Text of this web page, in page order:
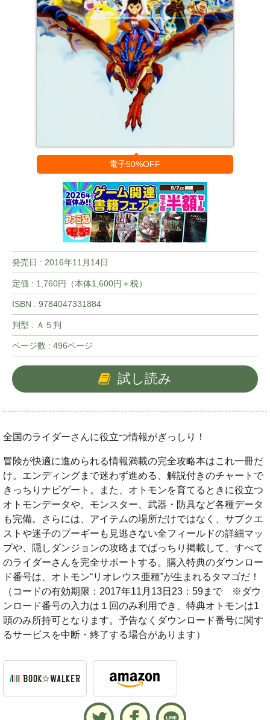
電子50%OFF
発売日 : 2016年11月14日
定価 : 1,760円（本体1,600円＋税）
ISBN : 9784047331884
判型 : Ａ５判
ページ数 : 496ページ
試し読み
全国のライダーさんに役立つ情報がぎっしり！
冒険が快適に進められる情報満載の完全攻略本はこれ一冊だ
け。エンディングまで迷わず進める、解説付きのチャートで
きっちりナビゲート。また、オトモンを育てるときに役立つ
オトモンデータや、モンスター、武器・防具など各種データ
も完備。さらには、アイテムの場所だけではなく、サブクエ
ストや迷子のプーギーも見逃さない全フィールドの詳細マッ
プや、隠しダンジョンの攻略までばっちり掲載して、すべて
のライダーさんを完全サポートする。購入特典のダウンロー
ド番号は、オトモン“リオレウス亜種”が生まれるタマゴだ！
（コードの有効期限：2017年11月13日23：59まで ※ダウ
ンロード番号の入力は１回のみ利用でき、特典オトモンは1
頭のみ所持可となります。予告なくダウンロード番号に関す
るサービスを中断・終了する場合があります）